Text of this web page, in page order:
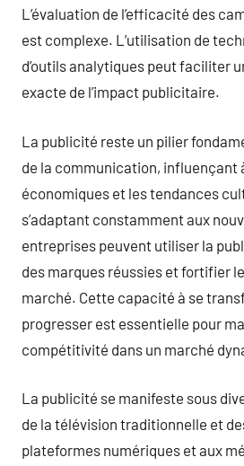
L’évaluation de l’efficacité des
est complexe. L’utilisation de
d’outils analytiques peut faciliter
exacte de l’impact publicitaire.
La publicité reste un pilier
de la communication, influençant
économiques et les tendances
s’adaptant constamment aux
entreprises peuvent utiliser la
des marques réussies et fortifier
marché. Cette capacité à se
progresser est essentielle pour
compétitivité dans un marché
La publicité se manifeste sous
de la télévision traditionnelle et
plateformes numériques et aux